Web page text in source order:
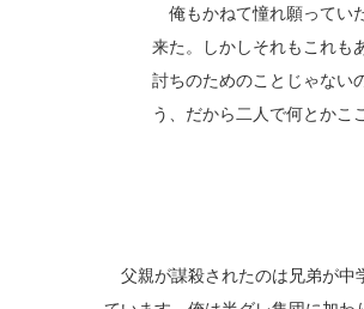
俺もかねて憧れ願ってい
来た。しかしそれもこれも
討ちのためのことじゃない
う、だから二人で何とかこ
父親が謀殺されたのは兄弟が中